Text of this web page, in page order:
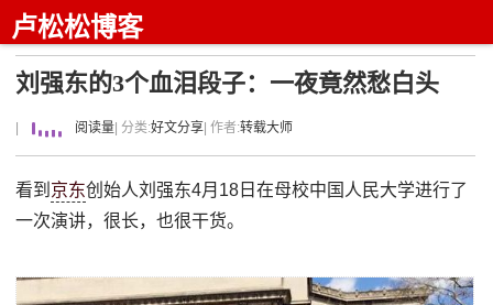
卢松松博客
刘强东的3个血泪段子：一夜竟然愁白头
阅读量 | 分类:好文分享 | 作者:转载大师
看到 京东创始人刘强东4月18日在母校中国人民大学进行了
一次演讲，很长，也很干货。